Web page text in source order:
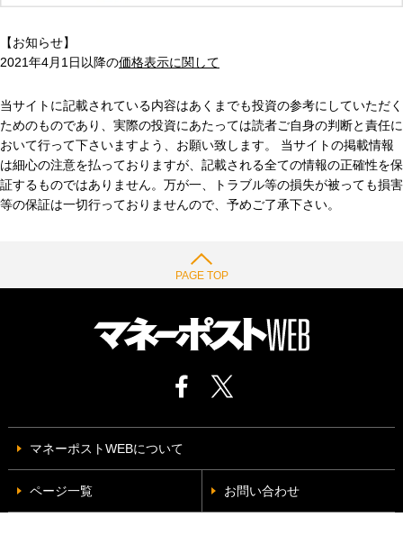
【お知らせ】
2021年4月1日以降の価格表示に関して
当サイトに記載されている内容はあくまでも投資の参考にしていただく
ためのものであり、実際の投資にあたっては読者ご自身の判断と責任に
おいて行って下さいますよう、お願い致します。 当サイトの掲載情報
は細心の注意を払っておりますが、記載される全ての情報の正確性を保
証するものではありません。万が一、トラブル等の損失が被っても損害
等の保証は一切行っておりませんので、予めご了承下さい。
PAGE TOP
マネーポストWEBについて
ページ一覧 お問い合わせ